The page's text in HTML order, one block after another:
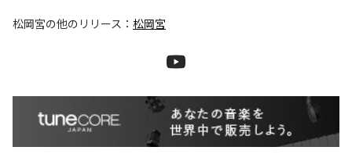
松岡宮の他のリリース： 松岡宮